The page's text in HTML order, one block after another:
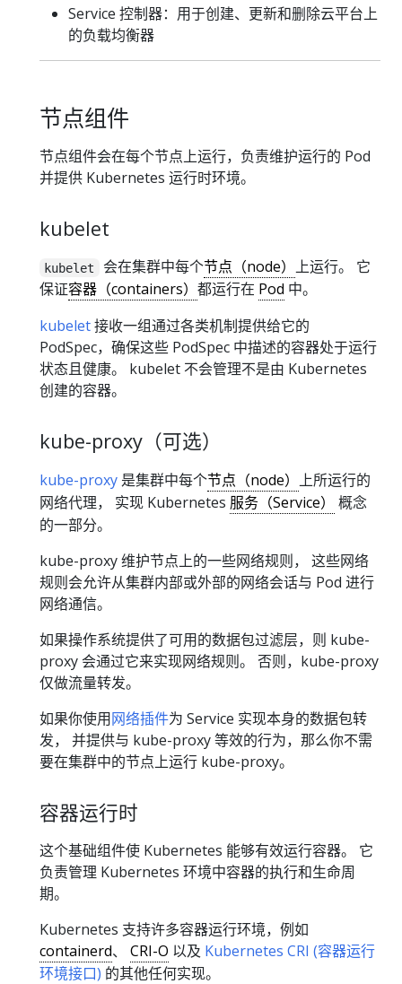
Service 控制器：用于创建、更新和删除云平台上
的负载均衡器
节点组件
节点组件会在每个节点上运行，负责维护运行的 Pod
并提供 Kubernetes 运行时环境。
kubelet
kubelet 会在集群中每个节点（node） 上运行。 它
保证容器（containers） 都运行在 Pod 中。
kubelet接收一组通过各类机制提供给它的
PodSpec，确保这些 PodSpec 中描述的容器处于运行
状态且健康。 kubelet 不会管理不是由 Kubernetes
创建的容器。
kube-proxy（可选）
kube-proxy 是集群中每个节点（node） 上所运行的
网络代理， 实现 Kubernetes 服务（Service）
概念
的一部分。
kube-proxy 维护节点上的一些网络规则， 这些网络
规则会允许从集群内部或外部的网络会话与 Pod 进行
网络通信。
如果操作系统提供了可用的数据包过滤层，则 kube-
proxy 会通过它来实现网络规则。 否则，kube-proxy
仅做流量转发。
如果你使用网络插件为 Service 实现本身的数据包转
发， 并提供与 kube-proxy 等效的行为，那么你不需
要在集群中的节点上运行 kube-proxy。
容器运行时
这个基础组件使 Kubernetes 能够有效运行容器。 它
负责管理 Kubernetes 环境中容器的执行和生命周
期。
Kubernetes 支持许多容器运行环境，例如
containerd、 CRI-O 以及 Kubernetes CRI (容器运行
环境接口) 的其他任何实现。